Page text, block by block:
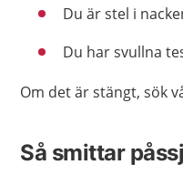
Du är stel i
Du har svullna
Om det är stängt, sök
Så smittar